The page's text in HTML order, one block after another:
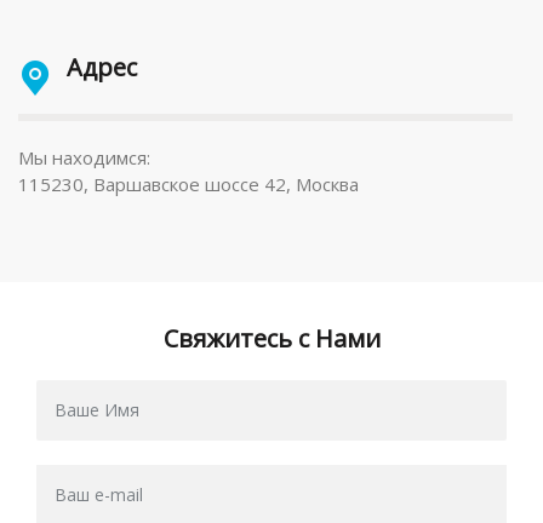
Адрес
Мы находимся:
115230, Варшавское шоссе 42, Москва
Свяжитесь с Нами